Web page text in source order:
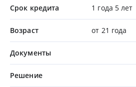
Срок кредита 1 года 5 лет
Возраст от 21 года
Документы
Решение